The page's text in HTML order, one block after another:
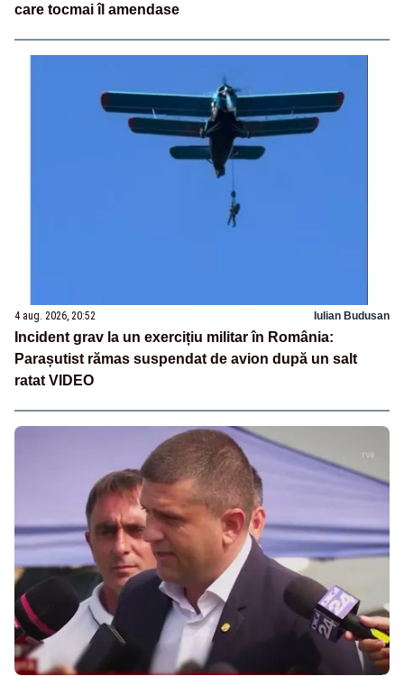
care tocmai îl amendase
4 aug. 2026, 20:52 Iulian Budusan
Incident grav la un exercițiu militar în România:
Parașutist rămas suspendat de avion după un salt
ratat VIDEO